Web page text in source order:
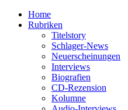
Home
Rubriken
Titelstory
Schlager-News
Neuerscheinungen
Interviews
Biografien
CD-Rezension
Kolumne